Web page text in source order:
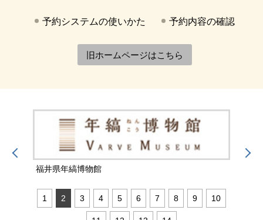
予約システムの使いかた 予約内容の確認
旧ホームページはこちら
福井県年縞博物館
1 2 3 4 5 6 7 8 9 10